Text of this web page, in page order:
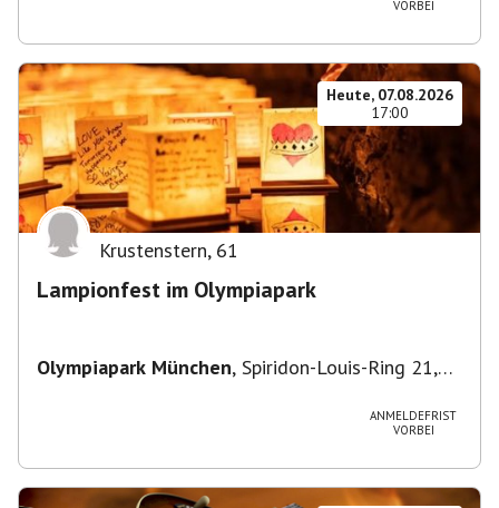
VORBEI
Heute, 07.08.2026
17:00
Krustenstern, 61
Lampionfest im Olympiapark
Olympiapark München, Spiridon-Louis-Ring 21,
ANMELDEFRIST
VORBEI